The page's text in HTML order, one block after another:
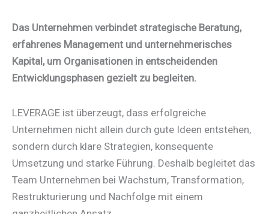
Das Unternehmen verbindet strategische Beratung,
erfahrenes Management und unternehmerisches
Kapital, um Organisationen in entscheidenden
Entwicklungsphasen gezielt zu begleiten.
LEVERAGE ist überzeugt, dass erfolgreiche
Unternehmen nicht allein durch gute Ideen entstehen,
sondern durch klare Strategien, konsequente
Umsetzung und starke Führung. Deshalb begleitet das
Team Unternehmen bei Wachstum, Transformation,
Restrukturierung und Nachfolge mit einem